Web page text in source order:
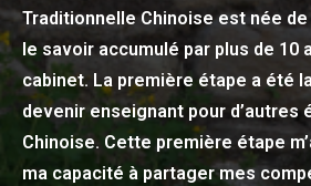
Traditionnelle Chinoise est née de
le savoir accumulé par plus de 10
cabinet. La première étape a été
devenir enseignant pour d’autres
Chinoise. Cette première étape
ma capacité à partager mes